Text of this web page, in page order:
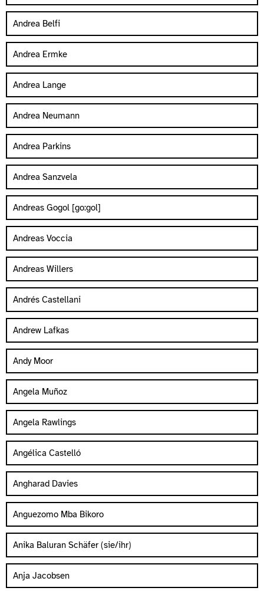
Andrea Belfi
Andrea Ermke
Andrea Lange
Andrea Neumann
Andrea Parkins
Andrea Sanzvela
Andreas Gogol [go:gol]
Andreas Voccia
Andreas Willers
Andrés Castellani
Andrew Lafkas
Andy Moor
Angela Muñoz
Angela Rawlings
Angélica Castelló
Angharad Davies
Anguezomo Mba Bikoro
Anika Baluran Schäfer (sie/ihr)
Anja Jacobsen